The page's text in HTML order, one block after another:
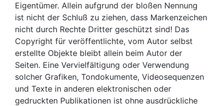
Eigentümer. Allein aufgrund der bloßen Nennung
ist nicht der Schluß zu ziehen, dass Markenzeichen
nicht durch Rechte Dritter geschützt sind! Das
Copyright für veröffentlichte, vom Autor selbst
erstellte Objekte bleibt allein beim Autor der
Seiten. Eine Vervielfältigung oder Verwendung
solcher Grafiken, Tondokumente, Videosequenzen
und Texte in anderen elektronischen oder
gedruckten Publikationen ist ohne ausdrückliche